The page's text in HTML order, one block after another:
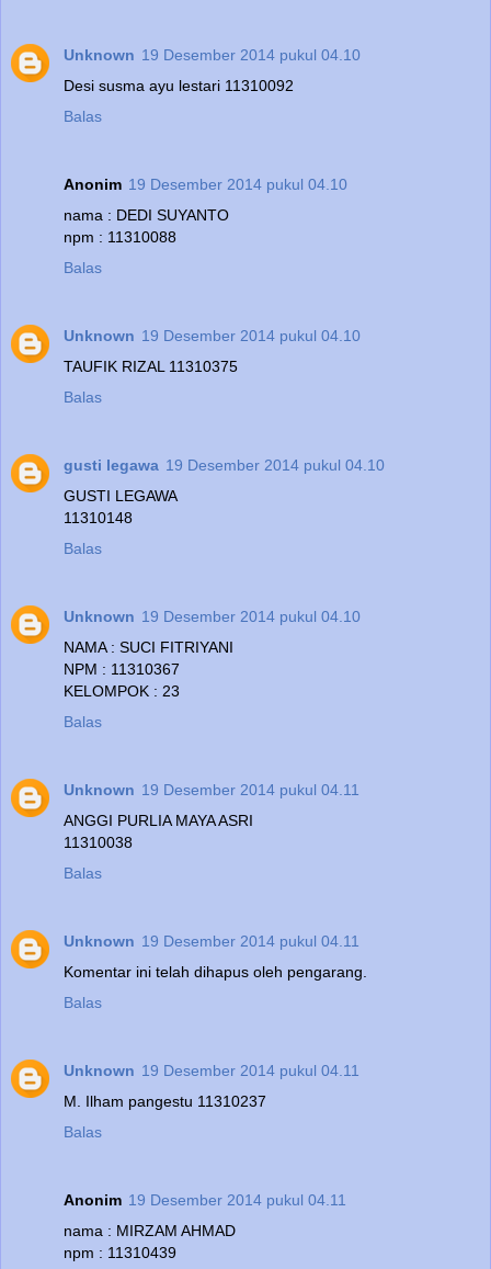
Unknown 19 Desember 2014 pukul 04.10
Desi susma ayu lestari 11310092
Balas
Anonim 19 Desember 2014 pukul 04.10
nama : DEDI SUYANTO
npm : 11310088
Balas
Unknown 19 Desember 2014 pukul 04.10
TAUFIK RIZAL 11310375
Balas
gusti legawa 19 Desember 2014 pukul 04.10
GUSTI LEGAWA
11310148
Balas
Unknown 19 Desember 2014 pukul 04.10
NAMA : SUCI FITRIYANI
NPM : 11310367
KELOMPOK : 23
Balas
Unknown 19 Desember 2014 pukul 04.11
ANGGI PURLIA MAYA ASRI
11310038
Balas
Unknown 19 Desember 2014 pukul 04.11
Komentar ini telah dihapus oleh pengarang.
Balas
Unknown 19 Desember 2014 pukul 04.11
M. Ilham pangestu 11310237
Balas
Anonim 19 Desember 2014 pukul 04.11
nama : MIRZAM AHMAD
npm : 11310439